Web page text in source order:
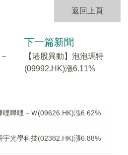
返回上頁
下一篇新聞
【港股異動】泡泡瑪特
(09992.HK)漲6.11%
哩嗶哩－Ｗ(09626.HK)漲6.62%
宇光學科技(02382.HK)漲6.88%